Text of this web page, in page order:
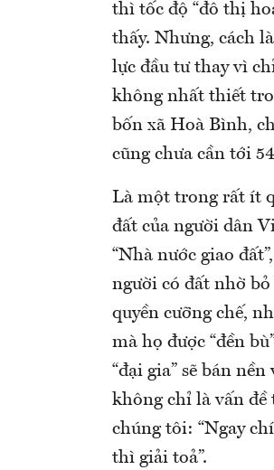
thì tốc độ “đô thị
thấy. Nhưng, cách
lực đầu tư thay vì
không nhất thiết
bốn xã Hoà Bình,
cũng chưa cần tới
Là một trong rất ít
đất của người dân
“Nhà nước giao
người có đất nhờ
quyền cưỡng chế,
mà họ được “đền
“đại gia” sẽ bán
không chỉ là vấn đề
chúng tôi: “Ngay
thì giải toả”.